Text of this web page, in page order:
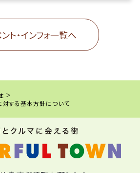
ト・インフォ一覧へ
対する基本方針について